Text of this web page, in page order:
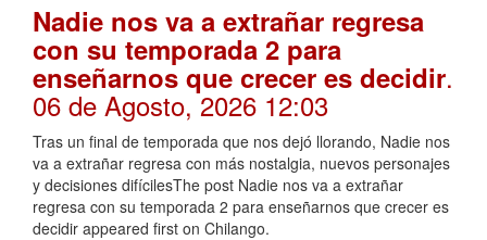
Nadie nos va a extrañar regresa
con su temporada 2 para
enseñarnos que crecer es decidir.
06 de Agosto, 2026 12:03
Tras un final de temporada que nos dejó llorando, Nadie nos
va a extrañar regresa con más nostalgia, nuevos personajes
y decisiones difícilesThe post Nadie nos va a extrañar
regresa con su temporada 2 para enseñarnos que crecer es
decidir appeared first on Chilango.